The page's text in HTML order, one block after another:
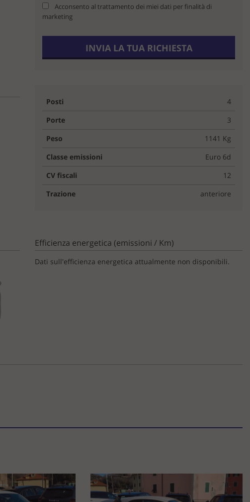
Acconsento al trattamento dei miei dati per finalità di
marketing
INVIA LA TUA RICHIESTA
Posti
4
Porte
3
Peso
1141 Kg
Classe emissioni
Euro 6d
CV fiscali
12
Trazione
anteriore
Efficienza energetica (emissioni / Km)
Dati sull'efficienza energetica attualmente non disponibili.